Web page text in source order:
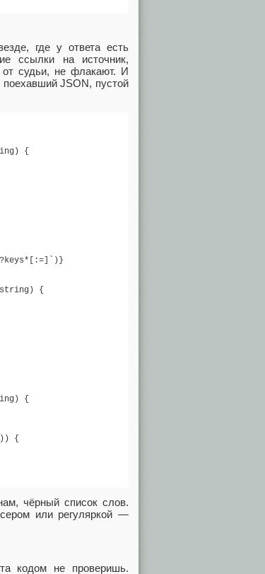
где у ответа есть
ссылки на источник,
от судьи, не флакают. И
JSON, пустой
{
string) {
{
{
чёрный список слов.
или регуляркой —
кодом не проверишь.